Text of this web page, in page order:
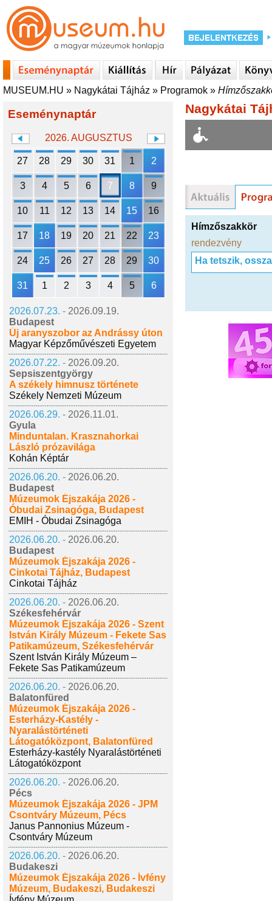
MUSEUM.HU » Nagykátai Tájház » Programok »
Eseménynaptár
2026. AUGUSZTUS
27 28 29 30 31 1 2
3 4 5 6 7 8 9
10 11 12 13 14 15 16
17 18 19 20 21 22 23
24 25 26 27 28 29 30
31 1 2 3 4 5 6
2026.07.23. - 2026.09.19.
Budapest
Új aranyszobor az Andrássy úton
Magyar Képzőművészeti Egyetem
2026.07.22. - 2026.09.20.
Sepsiszentgyörgy
A székely himnusz története
Székely Nemzeti Múzeum
2026.06.29. - 2026.11.01.
Gyula
Minduntalan. Krasznahorkai
László prózavilága
Kohán Képtár
2026.06.20. - 2026.06.20.
Budapest
Múzeumok Éjszakája 2026 -
Óbudai Zsinagóga, Budapest
EMIH - Óbudai Zsinagóga
2026.06.20. - 2026.06.20.
Budapest
Múzeumok Éjszakája 2026 -
Cinkotai Tájház, Budapest
Cinkotai Tájház
2026.06.20. - 2026.06.20.
Székesfehérvár
Múzeumok Éjszakája 2026 - Szent
István Király Múzeum - Fekete Sas
Patikamúzeum, Székesfehérvár
Szent István Király Múzeum –
Fekete Sas Patikamúzeum
2026.06.20. - 2026.06.20.
Balatonfüred
Múzeumok Éjszakája 2026 -
Esterházy-Kastély -
Nyaralástörténeti
Látogatóközpont, Balatonfüred
Esterházy-kastély Nyaralástörténeti
Látogatóközpont
2026.06.20. - 2026.06.20.
Pécs
Múzeumok Éjszakája 2026 - JPM
Csontváry Múzeum, Pécs
Janus Pannonius Múzeum -
Csontváry Múzeum
2026.06.20. - 2026.06.20.
Budakeszi
Múzeumok Éjszakája 2026 - Ívfény
Múzeum, Budakeszi, Budakeszi
Nagykátai
Hímzőszakkör
rendezvény
Ha tetszik,